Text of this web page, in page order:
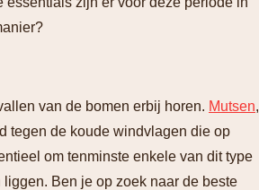
van de bomen erbij horen. Mutsen,
tegen de koude windvlagen die op
om tenminste enkele van dit type
Ben je op zoek naar de beste